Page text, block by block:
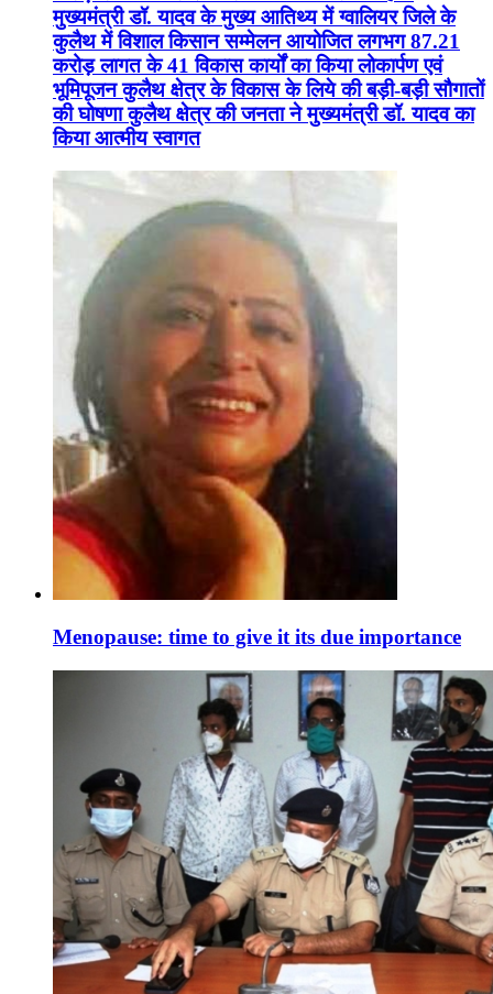
मुख्यमंत्री डॉ. यादव के मुख्य आतिथ्य में ग्वालियर जिले के
कुलैथ में विशाल किसान सम्मेलन आयोजित लगभग 87.21
करोड़ लागत के 41 विकास कार्यों का किया लोकार्पण एवं
भूमिपूजन कुलैथ क्षेत्र के विकास के लिये की बड़ी-बड़ी सौगातों
की घोषणा कुलैथ क्षेत्र की जनता ने मुख्यमंत्री डॉ. यादव का
किया आत्मीय स्वागत
Menopause: time to give it its due importance